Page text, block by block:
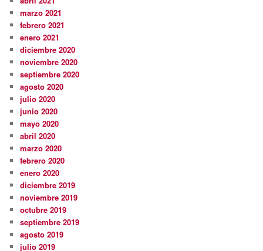
marzo 2021
febrero 2021
enero 2021
diciembre 2020
noviembre 2020
septiembre 2020
agosto 2020
julio 2020
junio 2020
mayo 2020
abril 2020
marzo 2020
febrero 2020
enero 2020
diciembre 2019
noviembre 2019
octubre 2019
septiembre 2019
agosto 2019
julio 2019